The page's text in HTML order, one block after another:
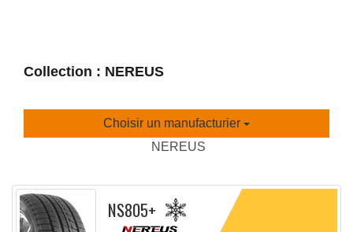
Collection : NEREUS
Choisir un manufacturier
NEREUS
NS805+